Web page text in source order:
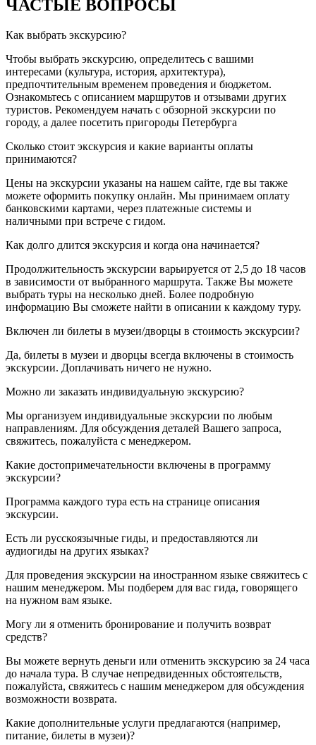
ЧАСТЫЕ ВОПРОСЫ
Как выбрать экскурсию?
Чтобы выбрать экскурсию, определитесь с вашими
интересами (культура, история, архитектура),
предпочтительным временем проведения и бюджетом.
Ознакомьтесь с описанием маршрутов и отзывами других
туристов. Рекомендуем начать с обзорной экскурсии по
городу, а далее посетить пригороды Петербурга
Сколько стоит экскурсия и какие варианты оплаты
принимаются?
Цены на экскурсии указаны на нашем сайте, где вы также
можете оформить покупку онлайн. Мы принимаем оплату
банковскими картами, через платежные системы и
наличными при встрече с гидом.
Как долго длится экскурсия и когда она начинается?
Продолжительность экскурсии варьируется от 2,5 до 18 часов
в зависимости от выбранного маршрута. Также Вы можете
выбрать туры на несколько дней. Более подробную
информацию Вы сможете найти в описании к каждому туру.
Включен ли билеты в музеи/дворцы в стоимость экскурсии?
Да, билеты в музеи и дворцы всегда включены в стоимость
экскурсии. Доплачивать ничего не нужно.
Можно ли заказать индивидуальную экскурсию?
Мы организуем индивидуальные экскурсии по любым
направлениям. Для обсуждения деталей Вашего запроса,
свяжитесь, пожалуйста с менеджером.
Какие достопримечательности включены в программу
экскурсии?
Программа каждого тура есть на странице описания
экскурсии.
Есть ли русскоязычные гиды, и предоставляются ли
аудиогиды на других языках?
Для проведения экскурсии на иностранном языке свяжитесь с
нашим менеджером. Мы подберем для вас гида, говорящего
на нужном вам языке.
Могу ли я отменить бронирование и получить возврат
средств?
Вы можете вернуть деньги или отменить экскурсию за 24 часа
до начала тура. В случае непредвиденных обстоятельств,
пожалуйста, свяжитесь с нашим менеджером для обсуждения
возможности возврата.
Какие дополнительные услуги предлагаются (например,
питание, билеты в музеи)?